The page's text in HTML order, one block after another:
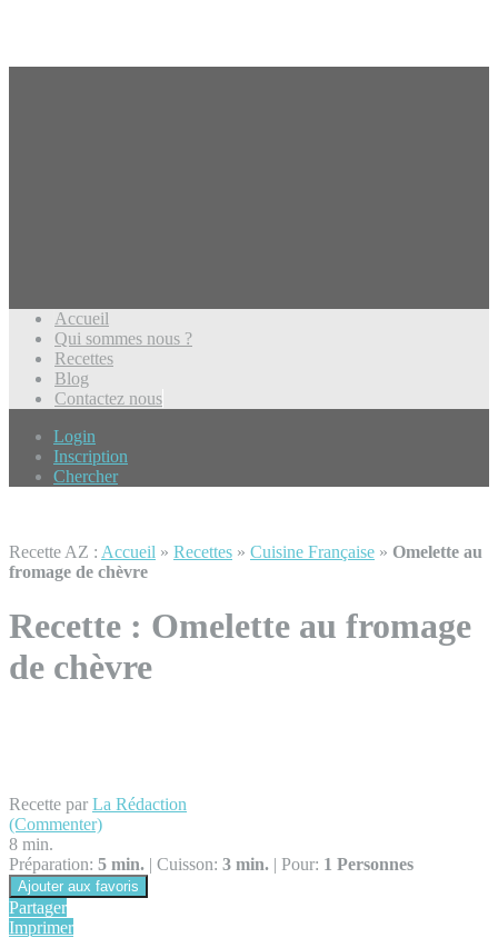
Accueil
Qui sommes nous ?
Recettes
Blog
Contactez nous
Login
Inscription
Chercher
Recette AZ : Accueil » Recettes » Cuisine Française » Omelette au
fromage de chèvre
Recette : Omelette au fromage
de chèvre
Recette par La Rédaction
(Commenter)
8 min.
Préparation: 5 min. | Cuisson: 3 min. | Pour: 1 Personnes
Ajouter aux favoris
Partager
Imprimer